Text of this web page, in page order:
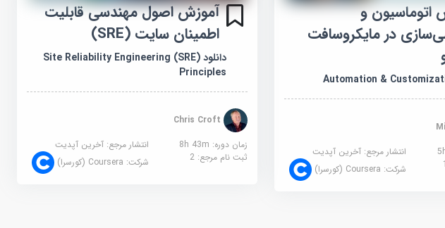
اتوماسیون و
در مایکروسافت
انتشار مرجع: آخرین آپدیت
شرکت: Coursera (کورسرا)
آموزش اصول مهندسی قابلیت
اطمینان سایت (SRE)
دانلود Site Reliability Engineering (SRE)
Principles
Chris Croft
زمان دوره: 8h 43m
انتشار مرجع:آخرین آپدیت
ثبت نام مرجع: 2 شرکت: Coursera (کورسرا)